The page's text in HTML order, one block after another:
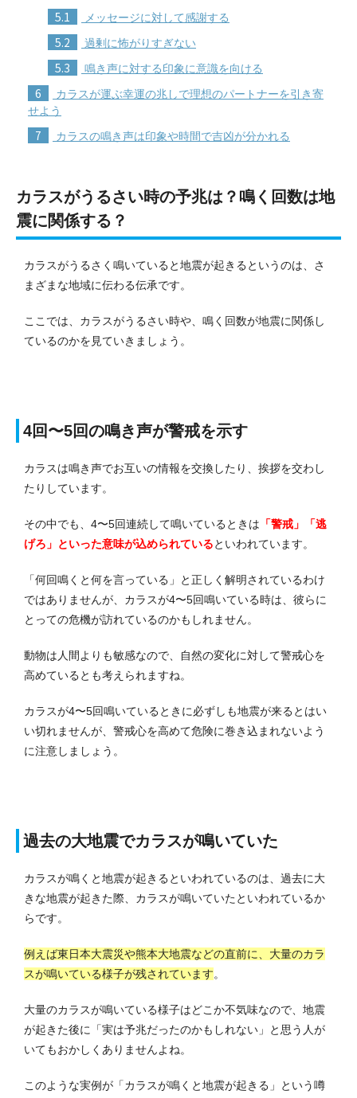
5.1 メッセージに対して感謝する
5.2 過剰に怖がりすぎない
5.3 鳴き声に対する印象に意識を向ける
6
カラスが運ぶ幸運の兆しで理想のパートナーを引き寄
せよう
7 カラスの鳴き声は印象や時間で吉凶が分かれる
カラスがうるさい時の予兆は？鳴く回数は地
震に関係する？
カラスがうるさく鳴いていると地震が起きるというのは、さ
まざまな地域に伝わる伝承です。
ここでは、カラスがうるさい時や、鳴く回数が地震に関係し
ているのかを見ていきましょう。
4回〜5回の鳴き声が警戒を示す
カラスは鳴き声でお互いの情報を交換したり、挨拶を交わし
たりしています。
その中でも、4〜5回連続して鳴いているときは 「警戒」「逃
げろ」といった意味が込められているといわれています。
「何回鳴くと何を言っている」と正しく解明されているわけ
ではありませんが、カラスが4〜5回鳴いている時は、彼らに
とっての危機が訪れているのかもしれません。
動物は人間よりも敏感なので、自然の変化に対して警戒心を
高めているとも考えられますね。
カラスが4〜5回鳴いているときに必ずしも地震が来るとはい
い切れませんが、警戒心を高めて危険に巻き込まれないよう
に注意しましょう。
過去の大地震でカラスが鳴いていた
カラスが鳴くと地震が起きるといわれているのは、過去に大
きな地震が起きた際、カラスが鳴いていたといわれているか
らです。
例えば東日本大震災や熊本大地震などの直前に、大量のカラ
スが鳴いている様子が残されています。
大量のカラスが鳴いている様子はどこか不気味なので、地震
が起きた後に「実は予兆だったのかもしれない」と思う人が
いてもおかしくありませんよね。
このような実例が「カラスが鳴くと地震が起きる」という噂